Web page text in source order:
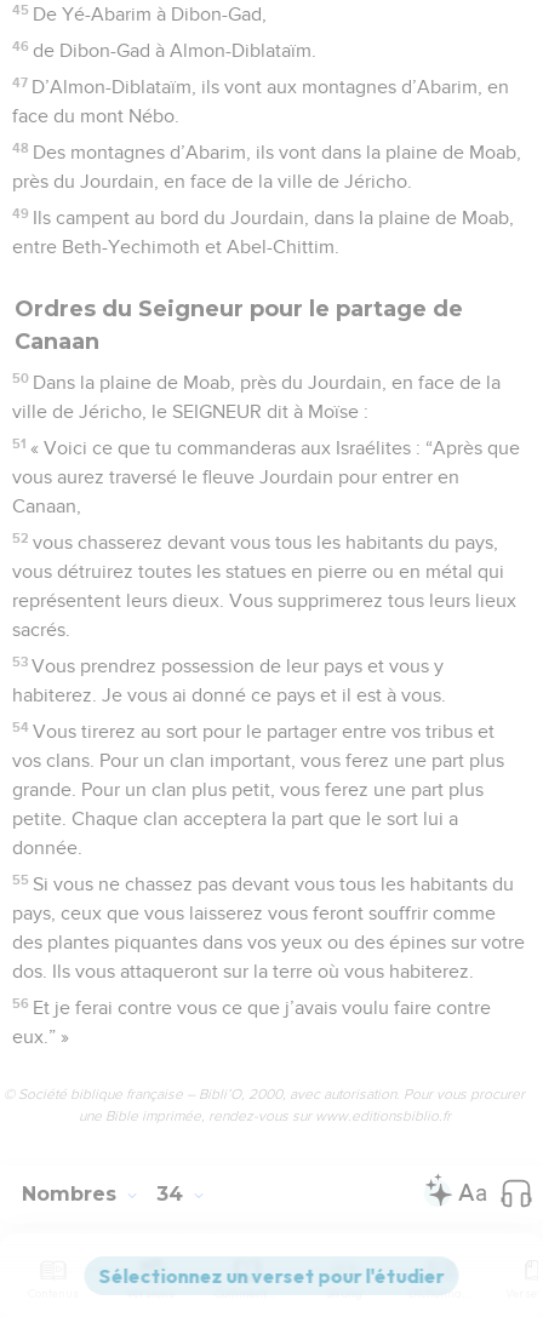
45 De Yé-Abarim à Dibon-Gad,
46 de Dibon-Gad à Almon-Diblataïm.
47 D’Almon-Diblataïm, ils vont aux montagnes d’Abarim, en
face du mont Nébo.
48 Des montagnes d’Abarim, ils vont dans la plaine de Moab,
près du Jourdain, en face de la ville de Jéricho.
49 Ils campent au bord du Jourdain, dans la plaine de Moab,
entre Beth-Yechimoth et Abel-Chittim.
Ordres du Seigneur pour le partage de
Canaan
50 Dans la plaine de Moab, près du Jourdain, en face de la
ville de Jéricho, le SEIGNEUR dit à Moïse :
51 « Voici ce que tu commanderas aux Israélites : “Après que
vous aurez traversé le fleuve Jourdain pour entrer en
Canaan,
52 vous chasserez devant vous tous les habitants du pays,
vous détruirez toutes les statues en pierre ou en métal qui
représentent leurs dieux. Vous supprimerez tous leurs lieux
sacrés.
53 Vous prendrez possession de leur pays et vous y
habiterez. Je vous ai donné ce pays et il est à vous.
54 Vous tirerez au sort pour le partager entre vos tribus et
vos clans. Pour un clan important, vous ferez une part plus
grande. Pour un clan plus petit, vous ferez une part plus
petite. Chaque clan acceptera la part que le sort lui a
donnée.
55 Si vous ne chassez pas devant vous tous les habitants du
pays, ceux que vous laisserez vous feront souffrir comme
des plantes piquantes dans vos yeux ou des épines sur votre
dos. Ils vous attaqueront sur la terre où vous habiterez.
56 Et je ferai contre vous ce que j’avais voulu faire contre
eux.” »
© Société biblique française – Bibli’O, 2000, avec autorisation. Pour vous procurer
une Bible imprimée, rendez-vous sur www.editionsbiblio.fr
Nombres 34
Seuls les Évangiles sont disponibles en vidéo pour le moment.
Versions Commentaires Strong